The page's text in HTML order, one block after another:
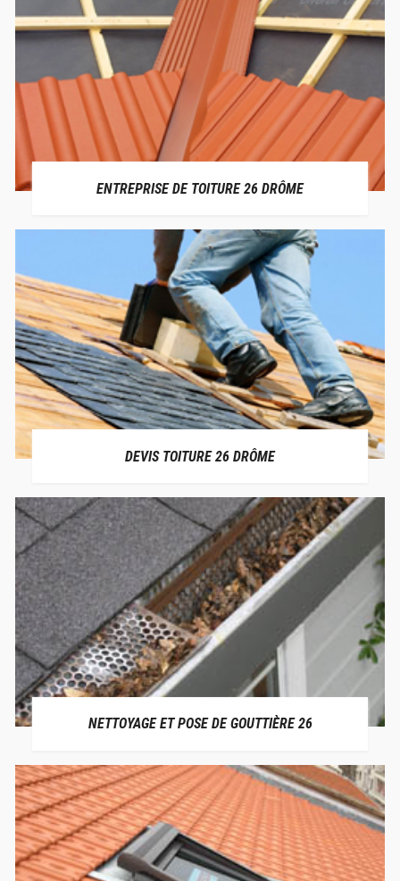
ENTREPRISE DE TOITURE 26 DRÔME
DEVIS TOITURE 26 DRÔME
NETTOYAGE ET POSE DE GOUTTIÈRE 26